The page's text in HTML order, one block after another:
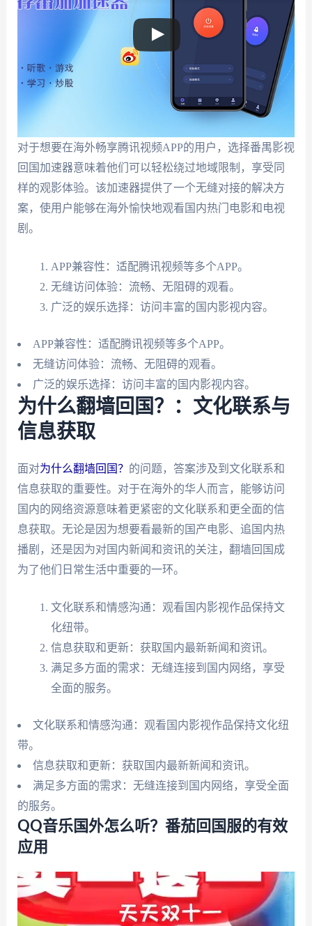
对于想要在海外畅享腾讯视频APP的用户，选择番禺影视
回国加速器意味着他们可以轻松绕过地域限制，享受同
样的观影体验。该加速器提供了一个无缝对接的解决方
案，使用户能够在海外愉快地观看国内热门电影和电视
剧。
APP兼容性：适配腾讯视频等多个APP。
无缝访问体验：流畅、无阻碍的观看。
广泛的娱乐选择：访问丰富的国内影视内容。
APP兼容性：适配腾讯视频等多个APP。
无缝访问体验：流畅、无阻碍的观看。
广泛的娱乐选择：访问丰富的国内影视内容。
为什么翻墙回国？：文化联系与
信息获取
面对为什么翻墙回国？ 的问题，答案涉及到文化联系和
信息获取的重要性。对于在海外的华人而言，能够访问
国内的网络资源意味着更紧密的文化联系和更全面的信
息获取。无论是因为想要看最新的国产电影、追国内热
播剧，还是因为对国内新闻和资讯的关注，翻墙回国成
为了他们日常生活中重要的一环。
文化联系和情感沟通：观看国内影视作品保持文
化纽带。
信息获取和更新：获取国内最新新闻和资讯。
满足多方面的需求：无缝连接到国内网络，享受
全面的服务。
文化联系和情感沟通：观看国内影视作品保持文化纽
带。
信息获取和更新：获取国内最新新闻和资讯。
满足多方面的需求：无缝连接到国内网络，享受全面
的服务。
QQ音乐国外怎么听？番茄回国服的有效
应用